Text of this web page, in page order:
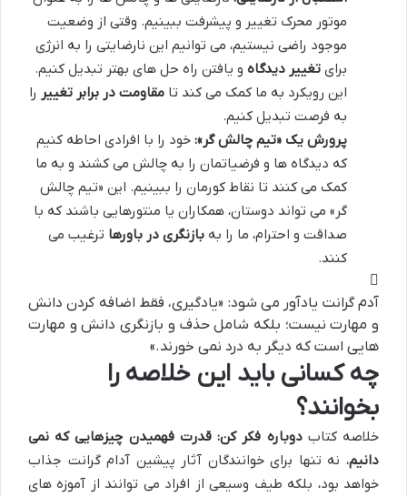
موتور محرک تغییر و پیشرفت ببینیم. وقتی از وضعیت
موجود راضی نیستیم، می توانیم این نارضایتی را به انرژی
برای تغییر دیدگاه و یافتن راه حل های بهتر تبدیل کنیم.
این رویکرد به ما کمک می کند تا مقاومت در برابر تغییر را
به فرصت تبدیل کنیم.
پرورش یک «تیم چالش گر»: خود را با افرادی احاطه کنیم
که دیدگاه ها و فرضیاتمان را به چالش می کشند و به ما
کمک می کنند تا نقاط کورمان را ببینیم. این «تیم چالش
گر» می تواند دوستان، همکاران یا منتورهایی باشند که با
صداقت و احترام، ما را به بازنگری در باورها ترغیب می
کنند.
آدم گرانت یادآور می شود: «یادگیری، فقط اضافه کردن دانش
و مهارت نیست؛ بلکه شامل حذف و بازنگری دانش و مهارت
هایی است که دیگر به درد نمی خورند.»
چه کسانی باید این خلاصه را
بخوانند؟
خلاصه کتابدوباره فکر کن: قدرت فهمیدن چیزهایی که نمی
دانیم، نه تنها برای خوانندگان آثار پیشین آدام گرانت جذاب
خواهد بود، بلکه طیف وسیعی از افراد می توانند از آموزه های